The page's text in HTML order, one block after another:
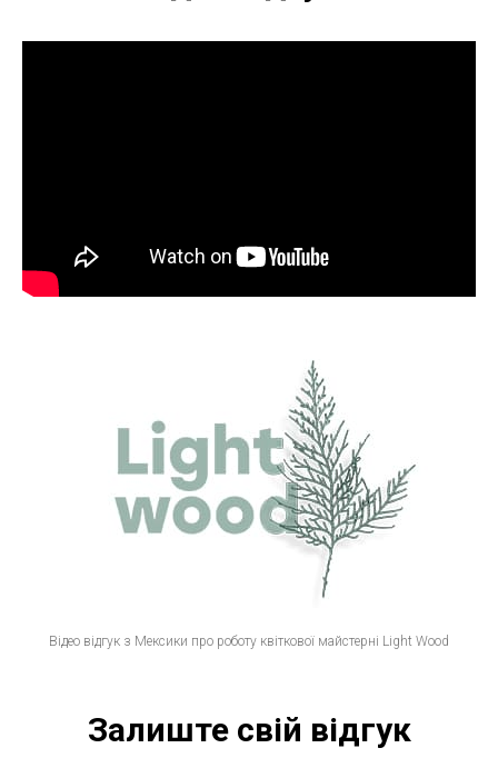
Відео відгук з Мексики про роботу квіткової майстерні Light Wood
Залиште свій відгук